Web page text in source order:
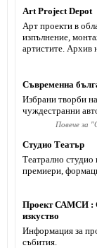
Art Project Depot
Арт проекти в
изпълнение,
артистите. Архив
Съвременна
Избрани творби
чуждестранни
Повече за "
Студио Театър
Театрално
премиери,
Проект САМСИ :
изкуство
Информация за
събития.